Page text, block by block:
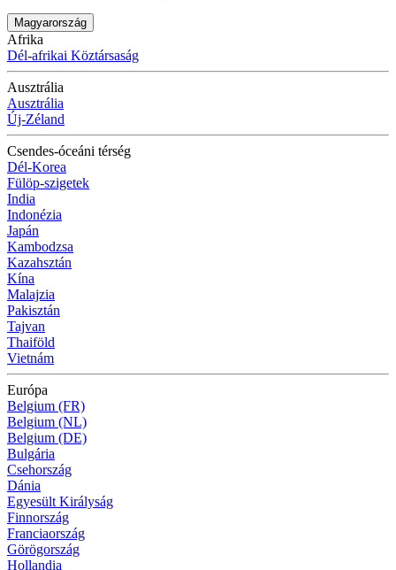
Magyarország
Afrika
Dél-afrikai Köztársaság
Ausztrália
Ausztrália
Új-Zéland
Csendes-óceáni térség
Dél-Korea
Fülöp-szigetek
India
Indonézia
Japán
Kambodzsa
Kazahsztán
Kína
Malajzia
Pakisztán
Tajvan
Thaiföld
Vietnám
Európa
Belgium (FR)
Belgium (NL)
Belgium (DE)
Bulgária
Csehország
Dánia
Egyesült Királyság
Finnország
Franciaország
Görögország
Hollandia